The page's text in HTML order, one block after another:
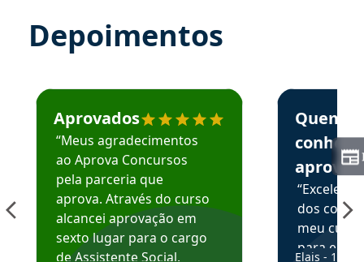
Depoimentos
Estudante José recomenda o Aprova Concursos em
Aprovados
“Meus agradecimentos
ao Aprova Concursos
pela parceria que
aprova. Através do curso
alcancei aprovação em
sexto lugar para o cargo
de Assistente Social.
Estudante
Quem
aprova
dos
meu
para
Elais - 15/